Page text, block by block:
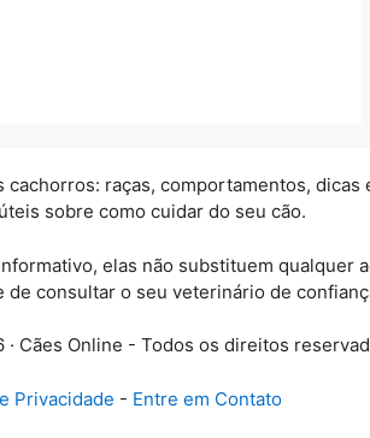
raças, comportamentos,
sobre como cuidar do seu cão.
elas não substituem
de consultar o seu veterinário de
Cães Online - Todos os direitos
Privacidade - Entre em Contato